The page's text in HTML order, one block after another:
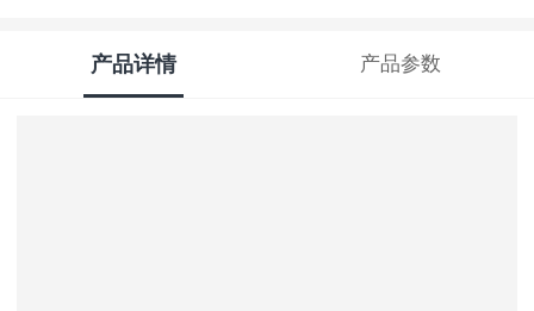
产品详情 产品参数